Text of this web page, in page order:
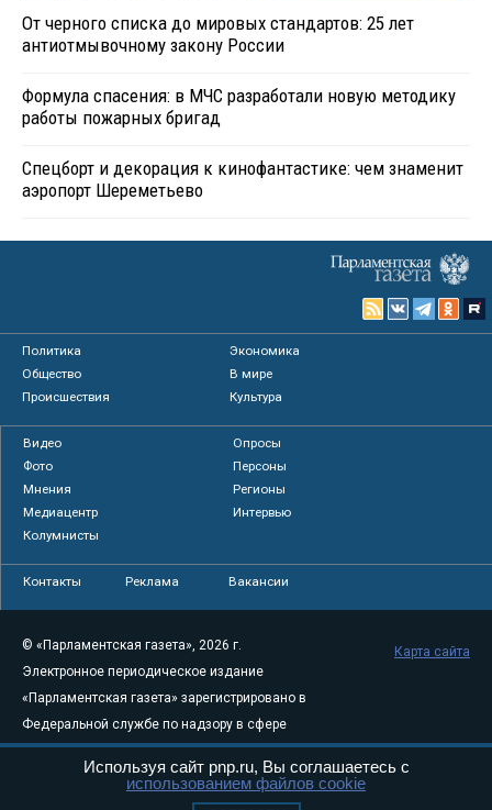
От черного списка до мировых стандартов: 25 лет
антиотмывочному закону России
Формула спасения: в МЧС разработали новую методику
работы пожарных бригад
Спецборт и декорация к кинофантастике: чем знаменит
аэропорт Шереметьево
Политика
Экономика
Общество
В мире
Происшествия
Культура
Видео
Опросы
Фото
Персоны
Мнения
Регионы
Медиацентр
Интервью
Колумнисты
Контакты Реклама Вакансии
© «Парламентская газета», 2026 г.
Электронное периодическое издание
«Парламентская газета» зарегистрировано в
Федеральной службе по надзору в сфере
связи, информационных технологий и
массовых коммуникаций (Роскомнадзор) 05
Карта сайта
Используя сайт pnp.ru, Вы соглашаетесь с
использованием файлов cookie